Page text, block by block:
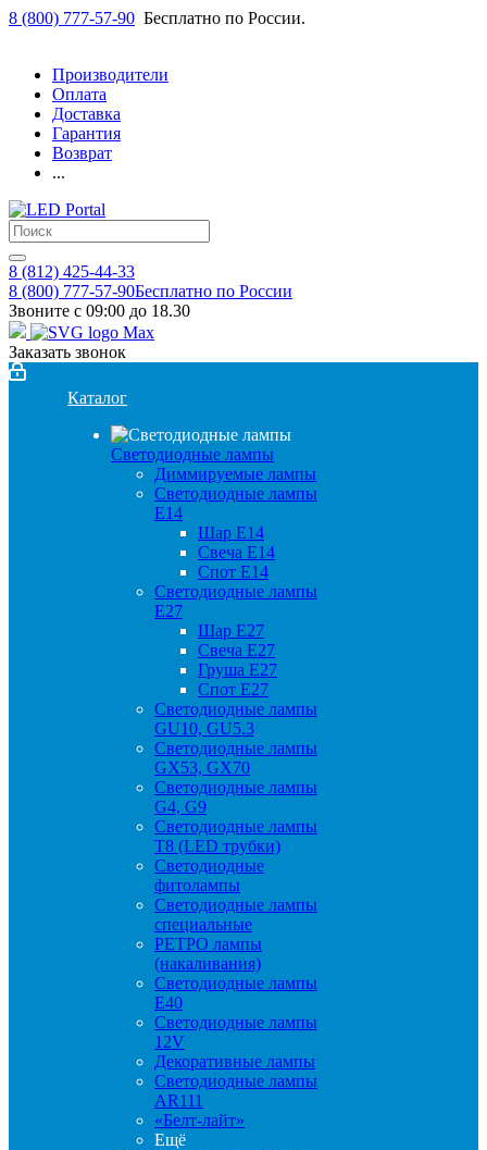
8 (800) 777-57-90 Бесплатно по России.
Производители
Оплата
Доставка
Гарантия
Возврат
...
8 (812) 425-44-33
8 (800) 777-57-90Бесплатно по России
Звоните с 09:00 до 18.30
Заказать звонок
Каталог
Светодиодные лампы
Диммируемые лампы
Светодиодные лампы
Е14
Шар Е14
Свеча Е14
Спот Е14
Светодиодные лампы
Е27
Шар Е27
Свеча Е27
Груша Е27
Спот Е27
Светодиодные лампы
GU10, GU5.3
Светодиодные лампы
GX53, GX70
Светодиодные лампы
G4, G9
Светодиодные лампы
Т8 (LED трубки)
Светодиодные
фитолампы
Светодиодные лампы
специальные
РЕТРО лампы
(накаливания)
Светодиодные лампы
E40
Светодиодные лампы
12V
Декоративные лампы
Светодиодные лампы
AR111
«Белт-лайт»
Ещё